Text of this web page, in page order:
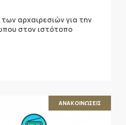
αρχαιρεσιών για την
στον ιστότοπο
ΑΝΑΚΟΙΝΩΣΕΙΣ